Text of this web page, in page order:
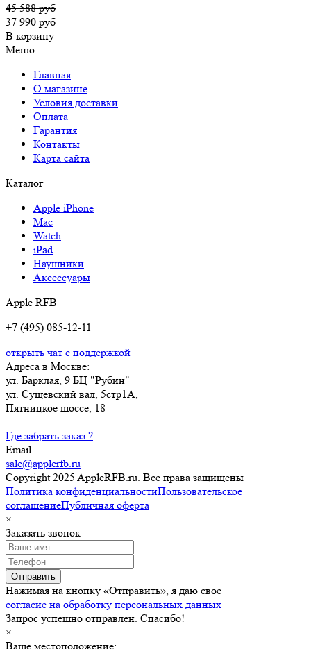
45 588 руб
37 990 руб
В корзину
Меню
Главная
О магазине
Условия доставки
Оплата
Гарантия
Контакты
Карта сайта
Каталог
Apple iPhone
Mac
Watch
iPad
Наушники
Аксессуары
Apple RFB
+7 (495) 085-12-11
открыть чат с поддержкой
Адреса в Москве:
ул. Барклая, 9 БЦ "Рубин"
ул. Сущевский вал, 5стр1А,
Пятницкое шоссе, 18
Где забрать заказ ?
Email
sale@applerfb.ru
Copyright 2025 AppleRFB.ru. Все права защищены
Политика конфиденциальностиПользовательское
соглашениеПубличная оферта
×
Заказать звонок
Отправить
Нажимая на кнопку «Отправить», я даю свое
согласие на обработку персональных данных
Запрос успешно отправлен. Спасибо!
×
Ваше местоположение: